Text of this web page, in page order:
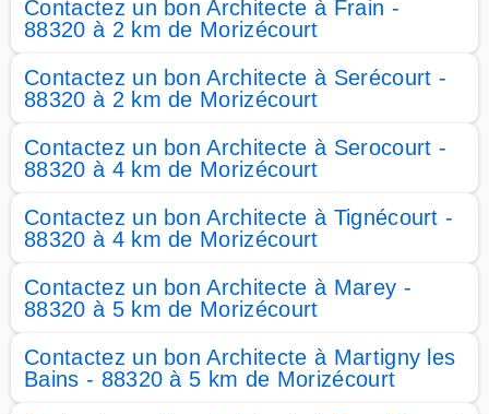
Contactez un bon Architecte à Frain -
88320 à 2 km de Morizécourt
Contactez un bon Architecte à Serécourt -
88320 à 2 km de Morizécourt
Contactez un bon Architecte à Serocourt -
88320 à 4 km de Morizécourt
Contactez un bon Architecte à Tignécourt -
88320 à 4 km de Morizécourt
Contactez un bon Architecte à Marey -
88320 à 5 km de Morizécourt
Contactez un bon Architecte à Martigny les
Bains - 88320 à 5 km de Morizécourt